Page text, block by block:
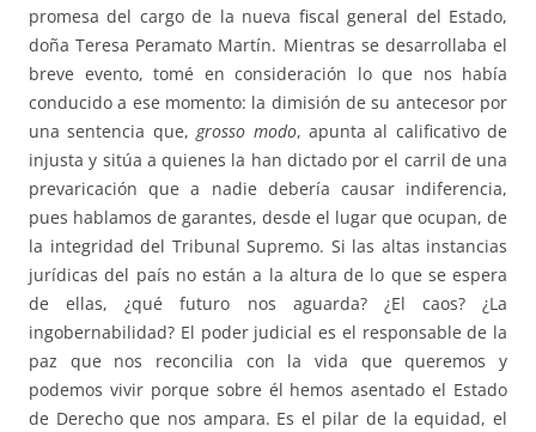
promesa del cargo de la nueva fiscal general del Estado,
doña Teresa Peramato Martín. Mientras se desarrollaba el
breve evento, tomé en consideración lo que nos había
conducido a ese momento: la dimisión de su antecesor por
una sentencia que,grosso modo, apunta al calificativo de
injusta y sitúa a quienes la han dictado por el carril de una
prevaricación que a nadie debería causar indiferencia,
pues hablamos de garantes, desde el lugar que ocupan, de
la integridad del Tribunal Supremo. Si las altas instancias
jurídicas del país no están a la altura de lo que se espera
de ellas, ¿qué futuro nos aguarda? ¿El caos? ¿La
ingobernabilidad? El poder judicial es el responsable de la
paz que nos reconcilia con la vida que queremos y
podemos vivir porque sobre él hemos asentado el Estado
de Derecho que nos ampara. Es el pilar de la equidad, el